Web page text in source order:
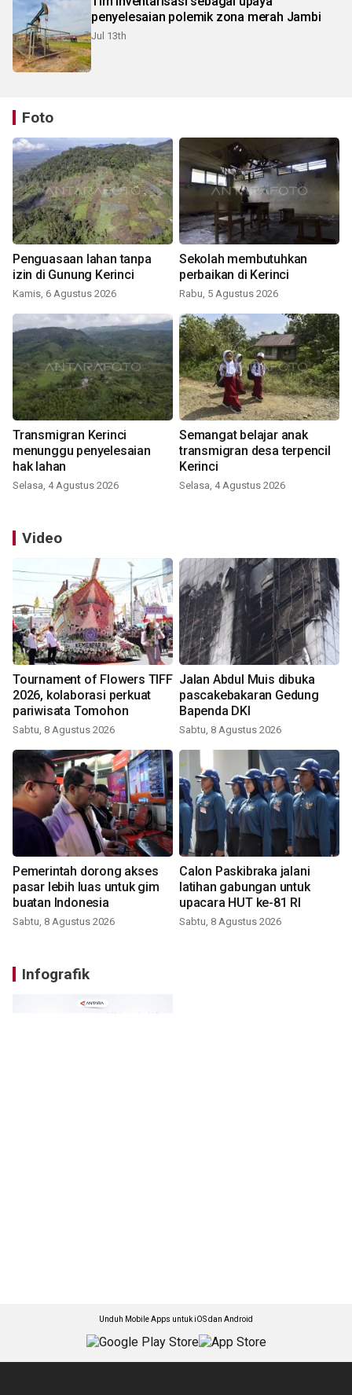
penyelesaian polemik zona merah Jambi
Jul 13th
Foto
Penguasaan lahan tanpa
izin di Gunung Kerinci
Kamis, 6 Agustus 2026
Sekolah membutuhkan
perbaikan di Kerinci
Rabu, 5 Agustus 2026
Transmigran Kerinci
menunggu penyelesaian
hak lahan
Selasa, 4 Agustus 2026
Semangat belajar anak
transmigran desa terpencil
Kerinci
Selasa, 4 Agustus 2026
Video
Tournament of Flowers TIFF
2026, kolaborasi perkuat
pariwisata Tomohon
Sabtu, 8 Agustus 2026
Jalan Abdul Muis dibuka
pascakebakaran Gedung
Bapenda DKI
Sabtu, 8 Agustus 2026
Pemerintah dorong akses
pasar lebih luas untuk gim
buatan Indonesia
Sabtu, 8 Agustus 2026
Calon Paskibraka jalani
latihan gabungan untuk
upacara HUT ke-81 RI
Sabtu, 8 Agustus 2026
Infografik
Unduh Mobile Apps untuk iOS dan Android